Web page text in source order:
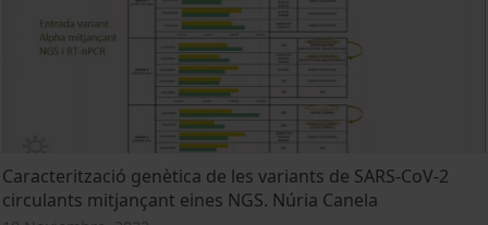
Caracterització genètica de les variants de SARS-CoV-2
circulants mitjançant eines NGS. Núria Canela